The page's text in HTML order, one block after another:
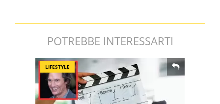
POTREBBE INTERESSARTI
LIFESTYLE